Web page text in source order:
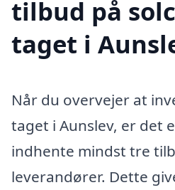
tilbud på
taget i
Når du overvejer at
taget i Aunslev, er det
indhente mindst tre
leverandører. Dette